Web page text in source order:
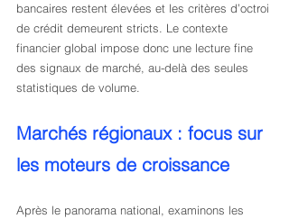
bancaires restent élevées et les critères d’octroi
de crédit demeurent stricts. Le contexte
financier global impose donc une lecture fine
des signaux de marché, au-delà des seules
statistiques de volume.
Marchés régionaux : focus sur
les moteurs de croissance
Après le panorama national, examinons les